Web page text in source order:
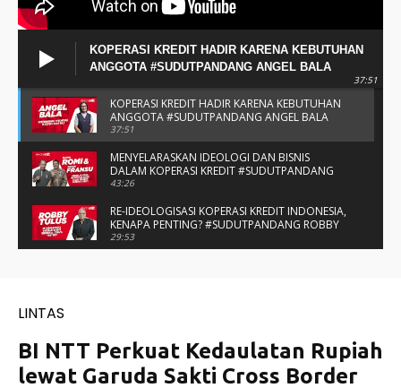
KOPERASI KREDIT HADIR KARENA KEBUTUHAN
ANGGOTA #SUDUTPANDANG ANGEL BALA
37:51
KOPERASI KREDIT HADIR KARENA KEBUTUHAN
ANGGOTA #SUDUTPANDANG ANGEL BALA
37:51
MENYELARASKAN IDEOLOGI DAN BISNIS
DALAM KOPERASI KREDIT #SUDUTPANDANG
BAPAK ROMI & BAPAK FRANSU
43:26
RE-IDEOLOGISASI KOPERASI KREDIT INDONESIA,
KENAPA PENTING? #SUDUTPANDANG ROBBY
TULUS
29:53
AMANCHE OE NINU
16:37
#SUDUTPANDANG ROMO OKTO - MENATA